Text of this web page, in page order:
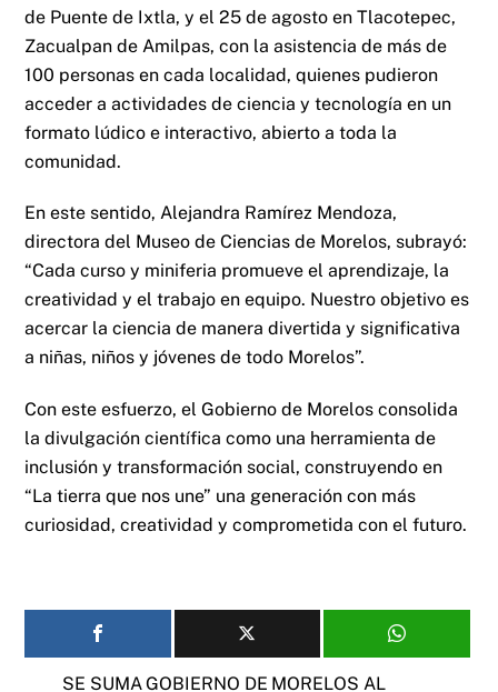
de Puente de Ixtla, y el 25 de agosto en Tlacotepec,
Zacualpan de Amilpas, con la asistencia de más de
100 personas en cada localidad, quienes pudieron
acceder a actividades de ciencia y tecnología en un
formato lúdico e interactivo, abierto a toda la
comunidad.
En este sentido, Alejandra Ramírez Mendoza,
directora del Museo de Ciencias de Morelos, subrayó:
“Cada curso y miniferia promueve el aprendizaje, la
creatividad y el trabajo en equipo. Nuestro objetivo es
acercar la ciencia de manera divertida y significativa
a niñas, niños y jóvenes de todo Morelos”.
Con este esfuerzo, el Gobierno de Morelos consolida
la divulgación científica como una herramienta de
inclusión y transformación social, construyendo en
“La tierra que nos une” una generación con más
curiosidad, creatividad y comprometida con el futuro.
SE SUMA GOBIERNO DE MORELOS AL